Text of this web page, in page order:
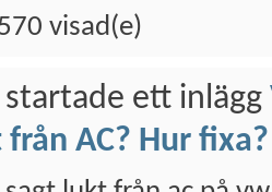
visad(e)
startade ett inlägg
AC? Hur fixa?